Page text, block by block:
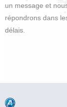
un message et
répondrons dans
délais.